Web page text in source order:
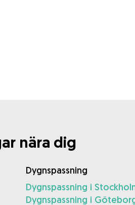
nära dig
Dygnspassning
Dygnspassning i
Dygnspassning i